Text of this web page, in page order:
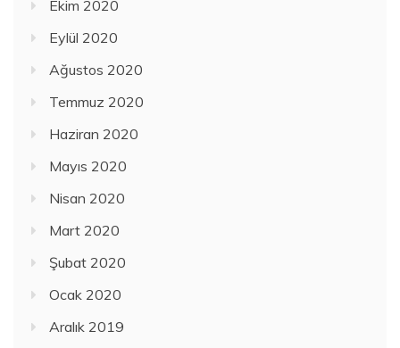
Ekim 2020
Eylül 2020
Ağustos 2020
Temmuz 2020
Haziran 2020
Mayıs 2020
Nisan 2020
Mart 2020
Şubat 2020
Ocak 2020
Aralık 2019